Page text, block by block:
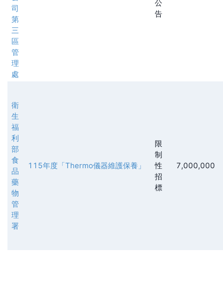
司
第
三
區
管
理
處
公
告
衛
生
福
利
部
食
品
藥
物
管
理
署
115年度「Thermo儀器維護保養」
限
制
性
招
標
7,000,000